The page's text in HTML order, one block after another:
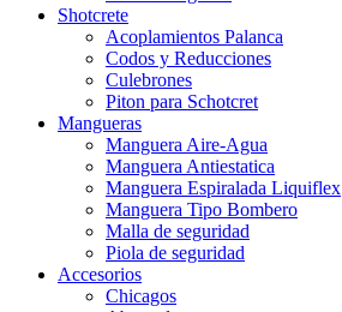
Shotcrete
Acoplamientos Palanca
Codos y Reducciones
Culebrones
Piton para Schotcret
Mangueras
Manguera Aire-Agua
Manguera Antiestatica
Manguera Espiralada Liquiflex
Manguera Tipo Bombero
Malla de seguridad
Piola de seguridad
Accesorios
Chicagos